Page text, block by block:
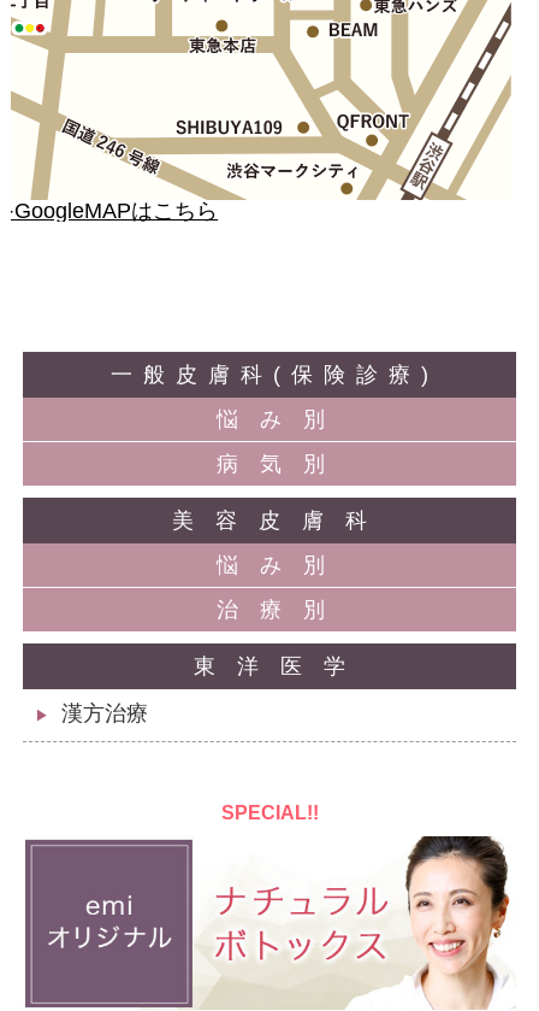
はこちら
一般皮膚科(保険診療)
悩み別
病気別
美容皮膚科
悩み別
治療別
東洋医学
▶ 漢方治療
SPECIAL!!